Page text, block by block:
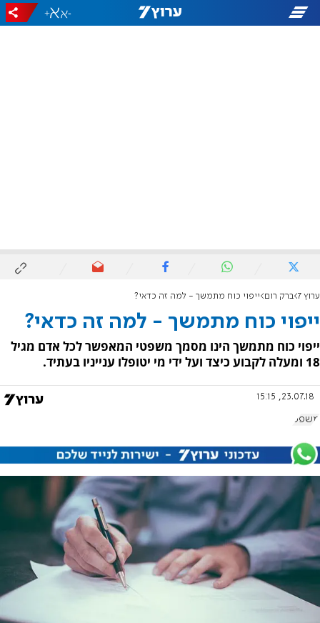
-
+
ערוץ 7 ברק רום ייפוי כוח מתמשך - למה זה כדאי?
ייפוי כוח מתמשך - למה זה כדאי?
ייפוי כוח מתמשך הינו מסמך משפטי המאפשר לכל אדם מגיל
18 ומעלה לקבוע כיצד ועל ידי מי יטופלו ענייניו בעתיד.
23.07.18, 15:15
משפט